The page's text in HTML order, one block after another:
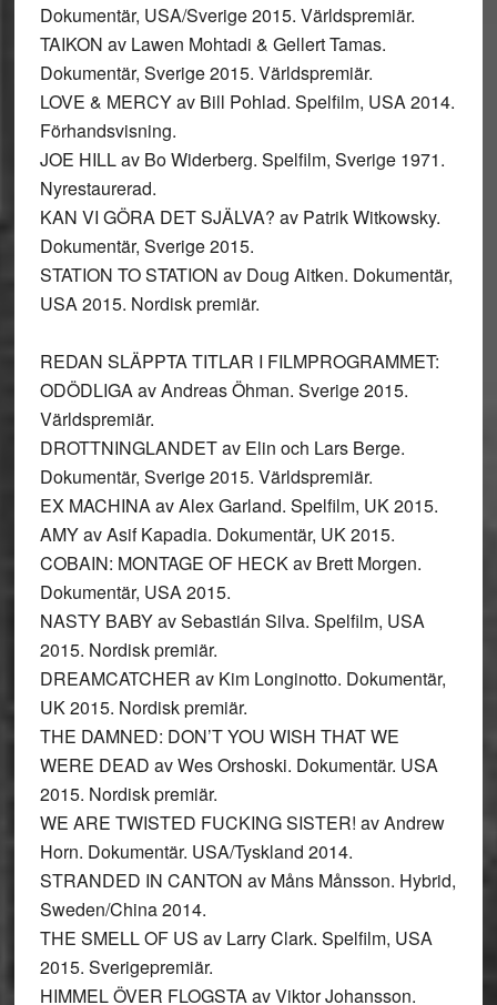
Dokumentär, USA/Sverige 2015. Världspremiär.
TAIKON av Lawen Mohtadi & Gellert Tamas.
Dokumentär, Sverige 2015. Världspremiär.
LOVE & MERCY av Bill Pohlad. Spelfilm, USA 2014.
Förhandsvisning.
JOE HILL av Bo Widerberg. Spelfilm, Sverige 1971.
Nyrestaurerad.
KAN VI GÖRA DET SJÄLVA? av Patrik Witkowsky.
Dokumentär, Sverige 2015.
STATION TO STATION av Doug Aitken. Dokumentär,
USA 2015. Nordisk premiär.
REDAN SLÄPPTA TITLAR I FILMPROGRAMMET:
ODÖDLIGA av Andreas Öhman. Sverige 2015.
Världspremiär.
DROTTNINGLANDET av Elin och Lars Berge.
Dokumentär, Sverige 2015. Världspremiär.
EX MACHINA av Alex Garland. Spelfilm, UK 2015.
AMY av Asif Kapadia. Dokumentär, UK 2015.
COBAIN: MONTAGE OF HECK av Brett Morgen.
Dokumentär, USA 2015.
NASTY BABY av Sebastián Silva. Spelfilm, USA
2015. Nordisk premiär.
DREAMCATCHER av Kim Longinotto. Dokumentär,
UK 2015. Nordisk premiär.
THE DAMNED: DON’T YOU WISH THAT WE
WERE DEAD av Wes Orshoski. Dokumentär. USA
2015. Nordisk premiär.
WE ARE TWISTED FUCKING SISTER! av Andrew
Horn. Dokumentär. USA/Tyskland 2014.
STRANDED IN CANTON av Måns Månsson. Hybrid,
Sweden/China 2014.
THE SMELL OF US av Larry Clark. Spelfilm, USA
2015. Sverigepremiär.
HIMMEL ÖVER FLOGSTA av Viktor Johansson.